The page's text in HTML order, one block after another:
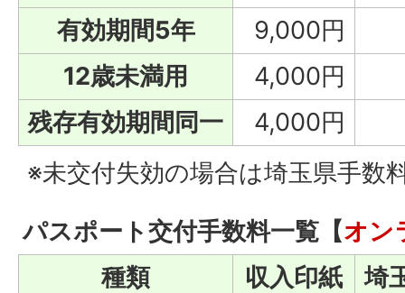
有効期間5年
9,000円
12歳未満用
4,000円
残存有効期間同一
4,000円
※未交付失効の場合は埼玉県手数
パスポート交付手数料一覧【オン
種類
収入印紙
埼